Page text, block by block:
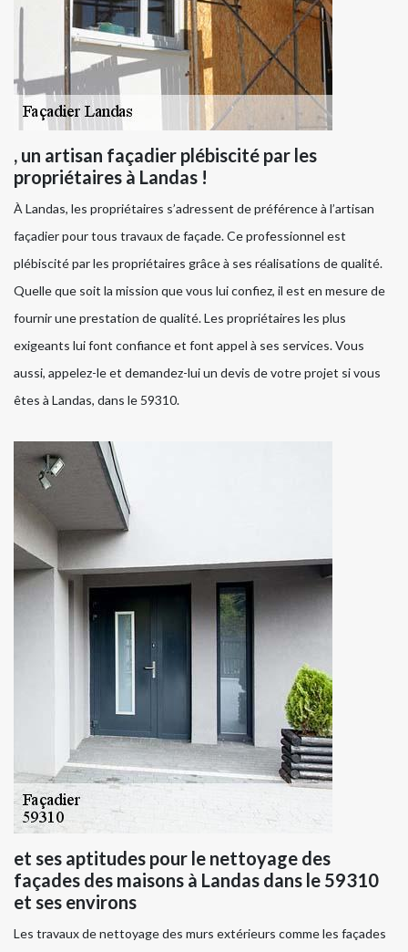
, un artisan façadier plébiscité par les
propriétaires à Landas !
À Landas, les propriétaires s’adressent de préférence à l’artisan
façadier pour tous travaux de façade. Ce professionnel est
plébiscité par les propriétaires grâce à ses réalisations de qualité.
Quelle que soit la mission que vous lui confiez, il est en mesure de
fournir une prestation de qualité. Les propriétaires les plus
exigeants lui font confiance et font appel à ses services. Vous
aussi, appelez-le et demandez-lui un devis de votre projet si vous
êtes à Landas, dans le 59310.
et ses aptitudes pour le nettoyage des
façades des maisons à Landas dans le 59310
et ses environs
Les travaux de nettoyage des murs extérieurs comme les façades